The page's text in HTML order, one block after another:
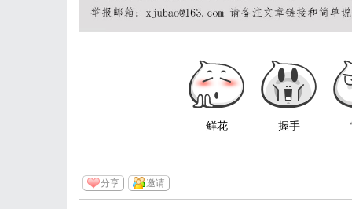
鲜花 握手
分享 邀请